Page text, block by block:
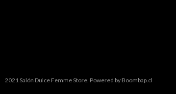
2021 Salón Dulce Femme Store. Powered by Boombap.cl